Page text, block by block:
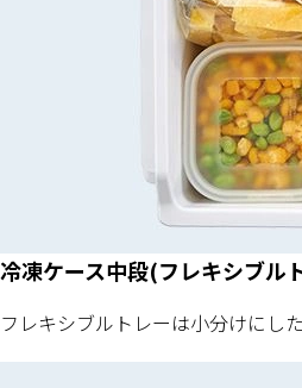
冷凍ケース中段(フレキシブル
フレキシブルトレーは小分けにし